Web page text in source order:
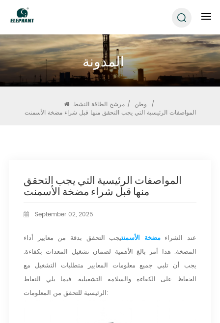
المدونة
وطن / مرشح الطاقة النشط
/
المواصفات الرئيسية التي يجب التحقق منها قبل شراء مضخة الأسمنت
المواصفات الرئيسية التي يجب التحقق
منها قبل شراء مضخة الأسمنت
September 02, 2025
عند الشراءمضخة الأسمنتيجب التحقق بدقة من معايير أداء
المضخة. هذا أمر بالغ الأهمية لضمان تشغيل المعدات بكفاءة.
يجب أن تلبي جميع معلومات المعايير متطلبات التشغيل مع
الحفاظ على الكفاءة والسلامة التشغيلية. فيما يلي النقاط
الرئيسية للتحقق من المعلومات: